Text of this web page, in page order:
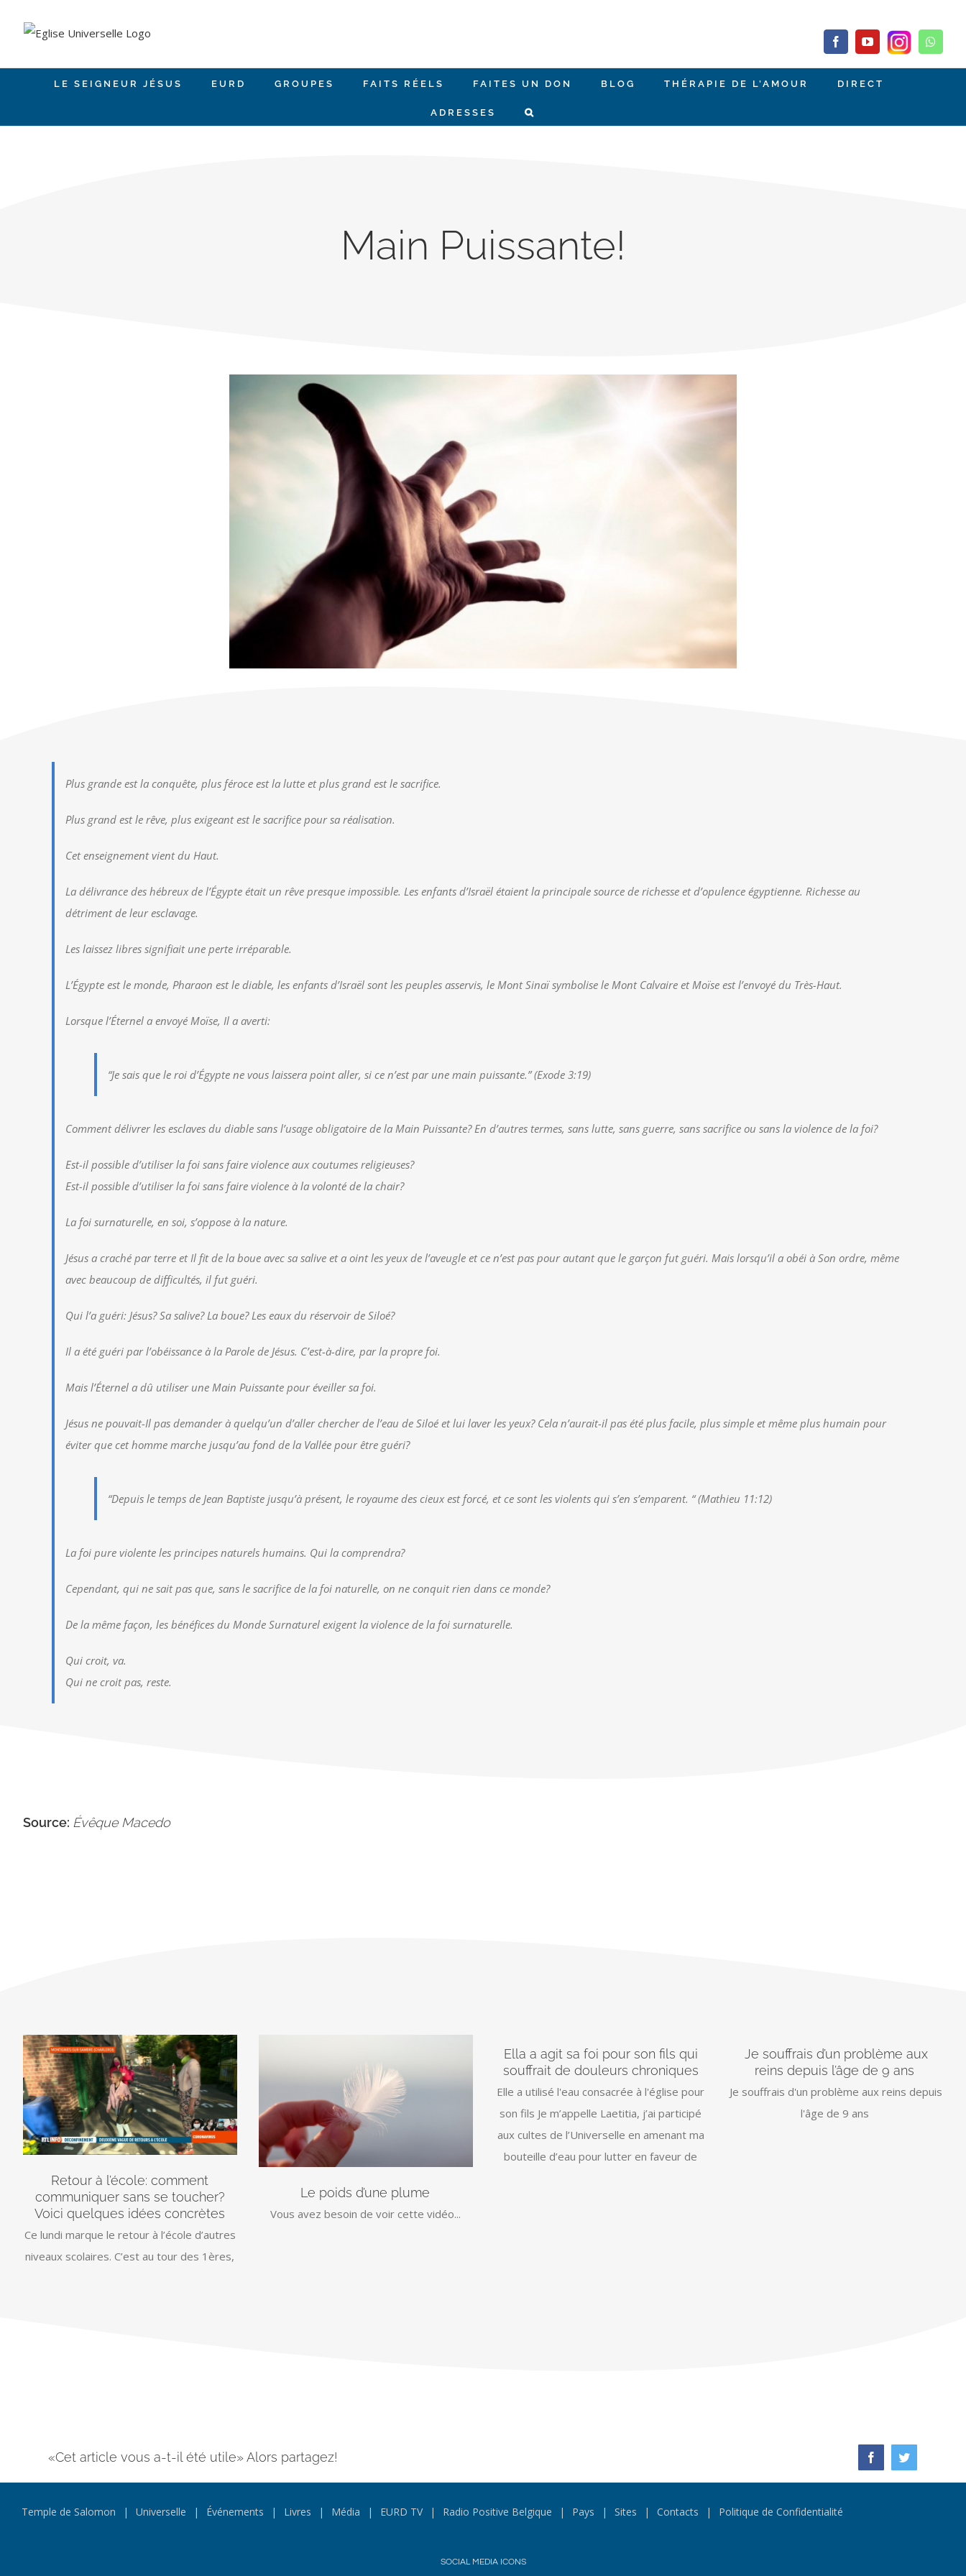
FacebookYouTube
LE SEIGNEUR JÉSUS EURD GROUPES FAITS RÉELS FAITES UN DON BLOG THÉRAPIE DE L’AMOUR DIRECT
ADRESSES
Main Puissante!
Plus grande est la conquête, plus féroce est la lutte et plus grand est le sacrifice.
Plus grand est le rêve, plus exigeant est le sacrifice pour sa réalisation.
Cet enseignement vient du Haut.
La délivrance des hébreux de l’Égypte était un rêve presque impossible. Les enfants d’Israël étaient la principale source de richesse et d’opulence égyptienne. Richesse au
détriment de leur esclavage.
Les laissez libres signifiait une perte irréparable.
L’Égypte est le monde, Pharaon est le diable, les enfants d’Israël sont les peuples asservis, le Mont Sinaï symbolise le Mont Calvaire et Moïse est l’envoyé du Très-Haut.
Lorsque l’Éternel a envoyé Moïse, Il a averti:
“Je sais que le roi d’Égypte ne vous laissera point aller, si ce n’est par une main puissante.” (Exode 3:19)
Comment délivrer les esclaves du diable sans l’usage obligatoire de la Main Puissante? En d’autres termes, sans lutte, sans guerre, sans sacrifice ou sans la violence de la foi?
Est-il possible d’utiliser la foi sans faire violence aux coutumes religieuses?
Est-il possible d’utiliser la foi sans faire violence à la volonté de la chair?
La foi surnaturelle, en soi, s’oppose à la nature.
Jésus a craché par terre et Il fit de la boue avec sa salive et a oint les yeux de l’aveugle et ce n’est pas pour autant que le garçon fut guéri. Mais lorsqu’il a obéi à Son ordre, même
avec beaucoup de difficultés, il fut guéri.
Qui l’a guéri: Jésus? Sa salive? La boue? Les eaux du réservoir de Siloé?
Il a été guéri par l’obéissance à la Parole de Jésus. C’est-à-dire, par la propre foi.
Mais l’Éternel a dû utiliser une Main Puissante pour éveiller sa foi.
Jésus ne pouvait-Il pas demander à quelqu’un d’aller chercher de l’eau de Siloé et lui laver les yeux? Cela n’aurait-il pas été plus facile, plus simple et même plus humain pour
éviter que cet homme marche jusqu’au fond de la Vallée pour être guéri?
“Depuis le temps de Jean Baptiste jusqu’à présent, le royaume des cieux est forcé, et ce sont les violents qui s’en s’emparent. “ (Mathieu 11:12)
La foi pure violente les principes naturels humains. Qui la comprendra?
Cependant, qui ne sait pas que, sans le sacrifice de la foi naturelle, on ne conquit rien dans ce monde?
De la même façon, les bénéfices du Monde Surnaturel exigent la violence de la foi surnaturelle.
Qui croit, va.
Qui ne croit pas, reste.
Source: Évêque Macedo
Retour à l’école: comment
communiquer sans se toucher?
Voici quelques idées concrètes
Ce lundi marque le retour à l’école d’autres
niveaux scolaires. C’est au tour des 1ères,
Le poids d’une plume
Vous avez besoin de voir cette vidéo...
Ella a agit sa foi pour son fils qui
souffrait de douleurs chroniques
Elle a utilisé l'eau consacrée à l'église pour
son fils Je m’appelle Laetitia, j’ai participé
aux cultes de l’Universelle en amenant ma
bouteille d’eau pour lutter en faveur de
Je souffrais d’un problème aux
reins depuis l’âge de 9 ans
Je souffrais d'un problème aux reins depuis
l'âge de 9 ans
«Cet article vous a-t-il été utile» Alors partagez! FacebookTwitter
Temple de Salomon Universelle Événements Livres Média EURD TV Radio Positive Belgique Pays Sites Contacts Politique de Confidentialité
SOCIAL MEDIA ICONS